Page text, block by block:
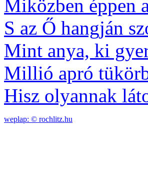
Miközben éppen
S az Ő hangján
Mint anya, ki
Millió apró
Hisz olyannak
weplap: © rochlitz.hu